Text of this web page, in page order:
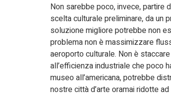
Non sarebbe poco, invece, partire
scelta culturale preliminare, da un
soluzione migliore potrebbe non
problema non è massimizzare
aeroporto culturale. Non è
all’efficienza industriale che poco
museo all’americana, potrebbe
nostre città d’arte oramai ridotte